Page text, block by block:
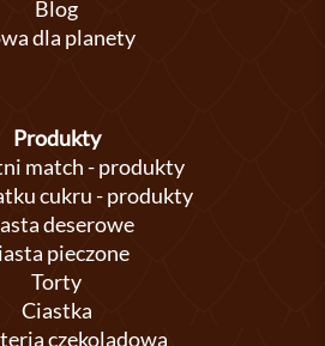
Blog
dla planety
Produkty
match - produkty
cukru - produkty
deserowe
pieczone
Torty
Ciastka
czekoladowa